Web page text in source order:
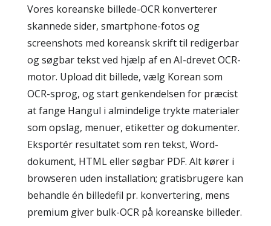
Vores koreanske billede-OCR konverterer
skannede sider, smartphone-fotos og
screenshots med koreansk skrift til redigerbar
og søgbar tekst ved hjælp af en AI-drevet OCR-
motor. Upload dit billede, vælg Korean som
OCR-sprog, og start genkendelsen for præcist
at fange Hangul i almindelige trykte materialer
som opslag, menuer, etiketter og dokumenter.
Eksportér resultatet som ren tekst, Word-
dokument, HTML eller søgbar PDF. Alt kører i
browseren uden installation; gratisbrugere kan
behandle én billedefil pr. konvertering, mens
premium giver bulk-OCR på koreanske billeder.